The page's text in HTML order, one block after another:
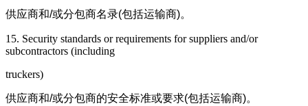
供应商和/或分包商名录(包括运输商)。
15. Security standards or requirements for suppliers and/or
subcontractors (including
truckers)
供应商和/或分包商的安全标准或要求(包括运输商)。